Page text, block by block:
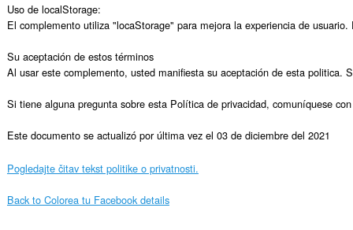
Uso de localStorage:
El complemento utiliza "locaStorage" para mejora la experiencia de
Su aceptación de estos términos
Al usar este complemento, usted manifiesta su aceptación de esta
Si tiene alguna pregunta sobre esta Política de privacidad, comuníquese
Este documento se actualizó por última vez el 03 de diciembre del 2021
Pogledajte čitav tekst politike o privatnosti.
Back to Colorea tu Facebook details